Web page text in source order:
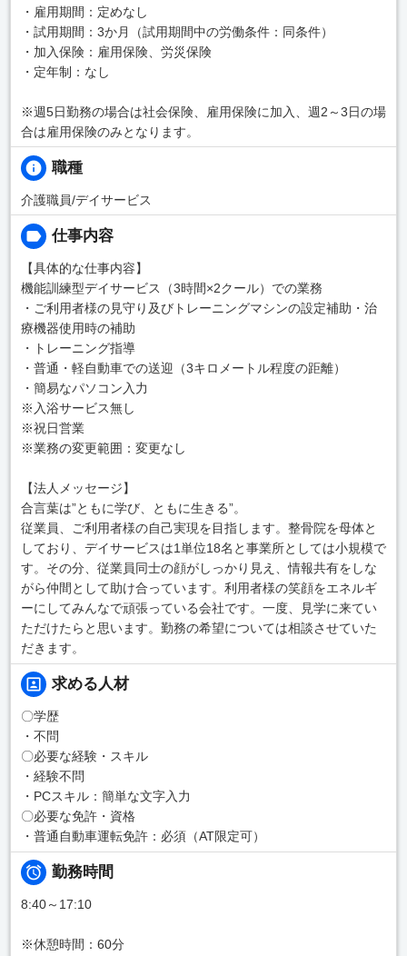
・雇用期間：定めなし
・試用期間：3か月（試用期間中の労働条件：同条件）
・加入保険：雇用保険、労災保険
・定年制：なし
※週5日勤務の場合は社会保険、雇用保険に加入、週2～3日の場
合は雇用保険のみとなります。
職種
介護職員/デイサービス
仕事内容
【具体的な仕事内容】
機能訓練型デイサービス（3時間×2クール）での業務
・ご利用者様の見守り及びトレーニングマシンの設定補助・治
療機器使用時の補助
・トレーニング指導
・普通・軽自動車での送迎（3キロメートル程度の距離）
・簡易なパソコン入力
※入浴サービス無し
※祝日営業
※業務の変更範囲：変更なし
【法人メッセージ】
合言葉は”ともに学び、ともに生きる”。
従業員、ご利用者様の自己実現を目指します。整骨院を母体と
しており、デイサービスは1単位18名と事業所としては小規模で
す。その分、従業員同士の顔がしっかり見え、情報共有をしな
がら仲間として助け合っています。利用者様の笑顔をエネルギ
ーにしてみんなで頑張っている会社です。一度、見学に来てい
ただけたらと思います。勤務の希望については相談させていた
だきます。
求める人材
〇学歴
・不問
〇必要な経験・スキル
・経験不問
・PCスキル：簡単な文字入力
〇必要な免許・資格
・普通自動車運転免許：必須（AT限定可）
勤務時間
8:40～17:10
※休憩時間：60分